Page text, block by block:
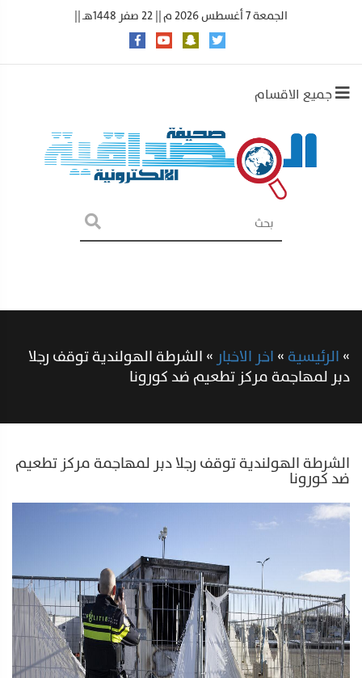
الجمعة 7 أغسطس 2026 م || 22 صفر 1448هـ ||
جميع الاقسام
»الرئيسية»اخر الاخبار »الشرطة الهولندية توقف رجلا
دبر لمهاجمة مركز تطعيم ضد كورونا
الشرطة الهولندية توقف رجلا دبر لمهاجمة مركز تطعيم
ضد كورونا